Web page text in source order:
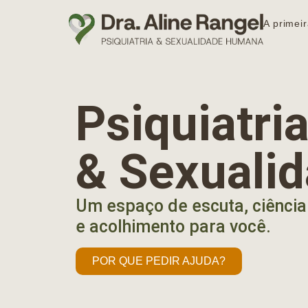
A
&
Um espaço de escuta, ciência
e acolhimento para você.
POR QUE PEDIR AJUDA?